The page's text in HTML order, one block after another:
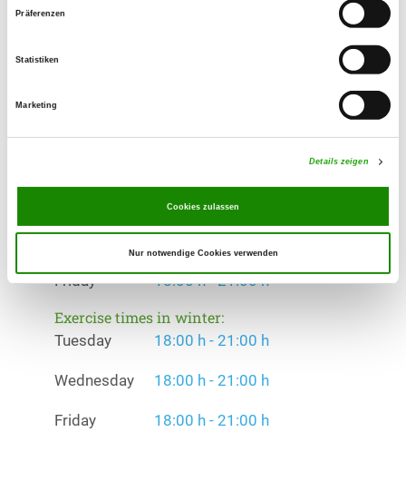
Präferenzen
Statistiken
Marketing
Details zeigen
Cookies zulassen
Nur notwendige Cookies verwenden
Erziehungskurse, Schutzdienst, Agility,
18:00 h - 21:00 h
Wednesday 18:00 h - 21:00 h
Friday 18:00 h - 21:00 h
Exercise times in winter:
Tuesday 18:00 h - 21:00 h
Wednesday 18:00 h - 21:00 h
Friday 18:00 h - 21:00 h